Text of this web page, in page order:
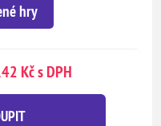
hry
Kč s DPH